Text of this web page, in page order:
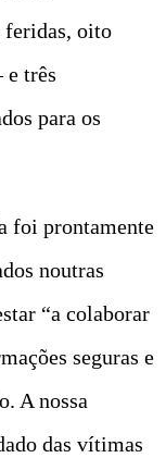
feridas, oito
três
para os
foi prontamente
noutras
“a colaborar
seguras e
A nossa
das vítimas